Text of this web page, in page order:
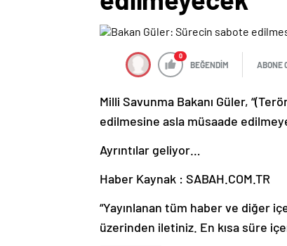
0
BEĞENDİM ABONE
Milli Savunma Bakanı Güler,
edilmesine asla müsaade
Ayrıntılar geliyor…
Haber Kaynak : SABAH.COM.TR
“Yayınlanan tüm haber ve diğer
üzerinden iletiniz. En kısa süre